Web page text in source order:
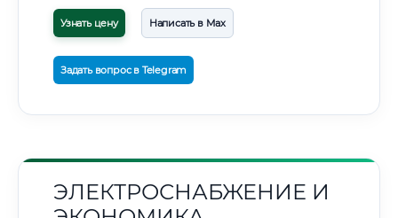
Узнать цену Написать в Max
Задать вопрос в Telegram
ЭЛЕКТРОСНАБЖЕНИЕ И